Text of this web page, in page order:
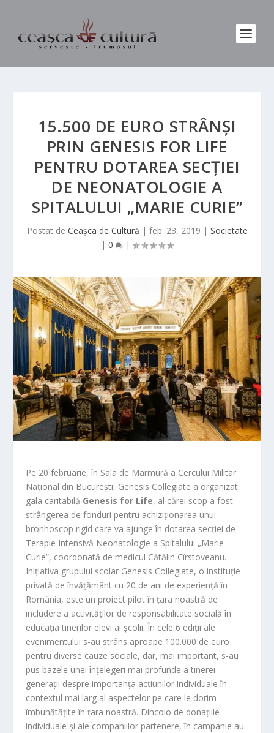
15.500 DE EURO STRÂNȘI
PRIN GENESIS FOR LIFE
PENTRU DOTAREA SECȚIEI
DE NEONATOLOGIE A
SPITALULUI „MARIE CURIE”
Postat de Ceașca de Cultură | feb. 23, 2019 | Societate
| 0 |
Pe 20 februarie, în Sala de Marmură a Cercului Militar
Național din București, Genesis Collegiate a organizat
gala caritabilă Genesis for Life, al cărei scop a fost
strângerea de fonduri pentru achiziționarea unui
bronhoscop rigid care va ajunge în dotarea secției de
Terapie Intensivă Neonatologie a Spitalului „Marie
Curie”, coordonată de medicul Cătălin Cîrstoveanu.
Inițiativa grupului școlar Genesis Collegiate, o instituție
privată de învățământ cu 20 de ani de experiență în
România, este un proiect pilot în țara noastră de
includere a activităților de responsabilitate socială în
educația tinerilor elevi ai școlii. În cele 6 ediții ale
evenimentului s-au strâns aproape 100.000 de euro
pentru diverse cauze sociale, dar, mai important, s-au
pus bazele unei înțelegeri mai profunde a tinerei
generații despre importanța acțiunilor individuale în
contextul mai larg al aspectelor pe care le dorim
îmbunătățite în țara noastră. Dincolo de donațiile
individuale și ale companiilor partenere, în campanie au